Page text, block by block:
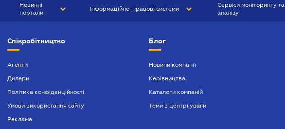
Новинні
портали
БІЗНЕС
Інформаційно-правові системи
БУХГАЛТЕР ПРОФ
Сервіси моніторингу та
аналізу
Співробітництво
Агенти
Дилери
Політика конфіденційності
Умови використання сайту
Реклама
Блог
Новини компанії
Керівництва
Каталоги компаній
Теми в центрі уваги